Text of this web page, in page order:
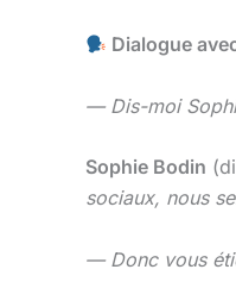
Dialogue
— Dis-moi
Sophie Bodin
sociaux, nous
— Donc vous